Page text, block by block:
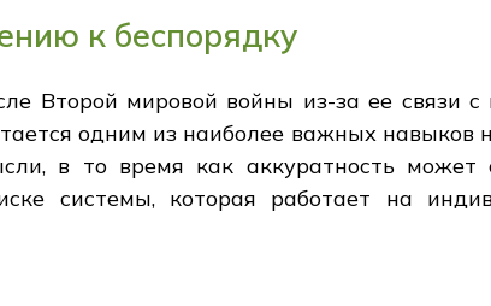
к беспорядку
Второй мировой войны из-за ее связи
одним из наиболее важных навыков
в то время как аккуратность может
системы, которая работает на